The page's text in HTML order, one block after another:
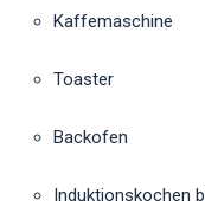
Kaffemaschine
Toaster
Backofen
Induktionskochen